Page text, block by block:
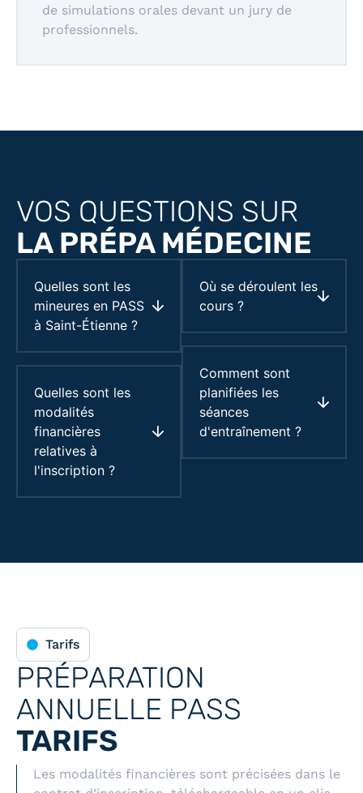
de simulations orales devant un jury de
professionnels.
VOS QUESTIONS SUR
LA PRÉPA MÉDECINE
Quelles sont les
mineures en PASS
à Saint-Étienne ?
Quelles sont les
modalités
financières
relatives à
l'inscription ?
Où se déroulent les
cours ?
Comment sont
planifiées les
séances
d'entraînement ?
Tarifs
PRÉPARATION
ANNUELLE PASS
TARIFS
Les modalités financières sont précisées dans le